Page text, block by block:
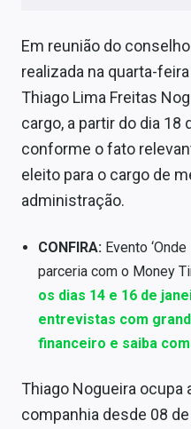
Conteúdo de Marca
Sobre
Expediente
Contato
Em reunião do
realizada na quarta-
Thiago Lima Freitas
cargo, a partir do dia 18
conforme o fato
eleito para o cargo de
administração.
CONFIRA: Evento
parceria com o Money
os dias 14 e 16 de
entrevistas com
financeiro e saiba
Thiago Nogueira ocupa
companhia desde 08